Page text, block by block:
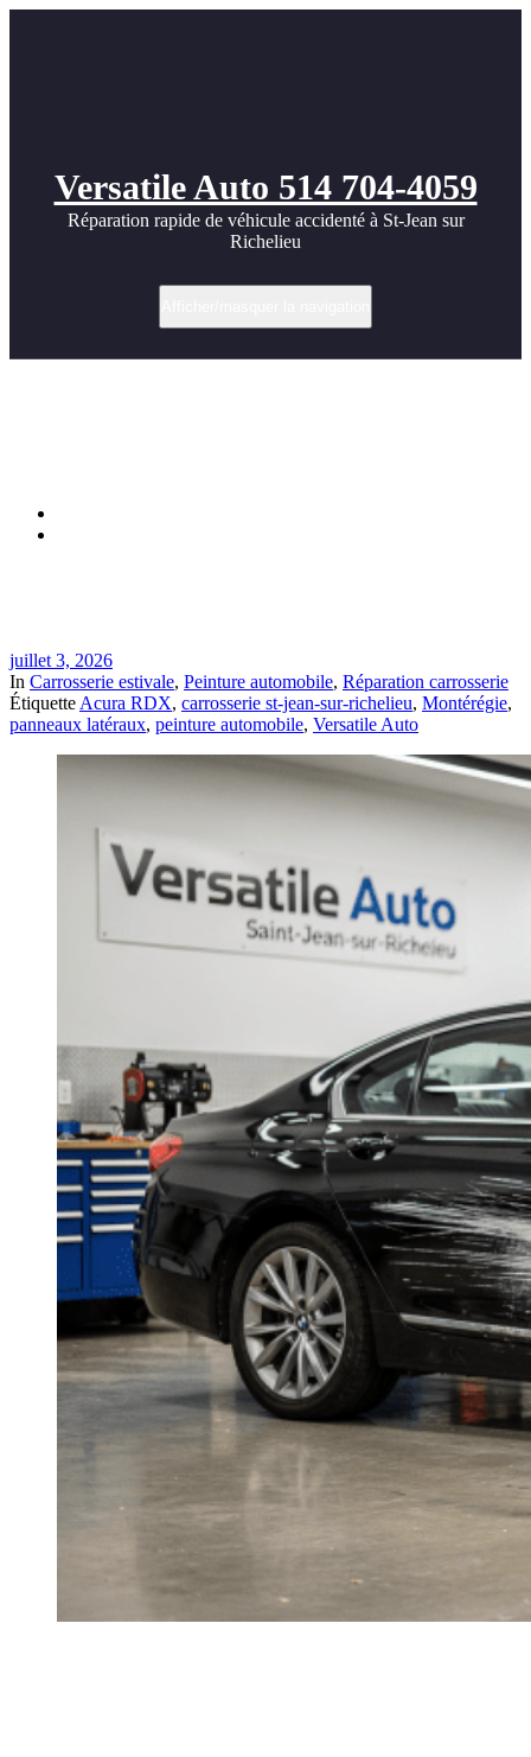
Versatile Auto 514 704-4059
Réparation rapide de véhicule accidenté à St-Jean sur
Richelieu
juillet 3, 2026
In Carrosserie estivale, Peinture automobile, Réparation carrosserie
Étiquette Acura RDX, carrosserie st-jean-sur-richelieu, Montérégie,
panneaux latéraux, peinture automobile, Versatile Auto